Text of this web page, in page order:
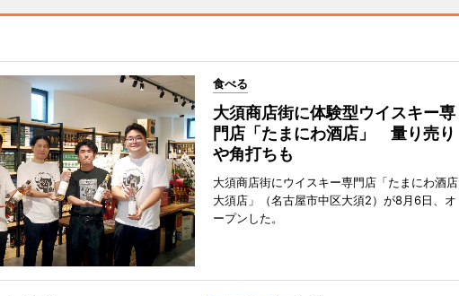
食べる
大須商店街に体験型ウイスキー専
門店「たまにわ酒店」 量り売り
や角打ちも
大須商店街にウイスキー専門店「たまにわ酒店
大須店」（名古屋市中区大須2）が8月6日、オ
ープンした。